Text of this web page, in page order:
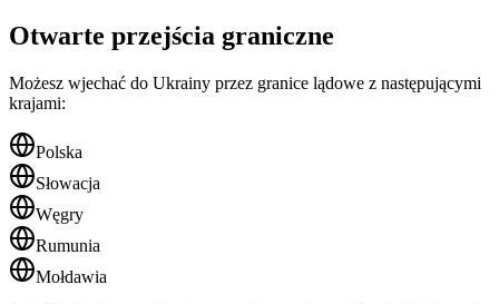
Otwarte przejścia graniczne
Możesz wjechać do Ukrainy przez granice lądowe z następującymi
krajami:
Polska
Słowacja
Węgry
Rumunia
Mołdawia